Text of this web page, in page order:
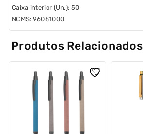
Caixa interior (Un.): 50
NCMS: 96081000
Produtos Relacionados